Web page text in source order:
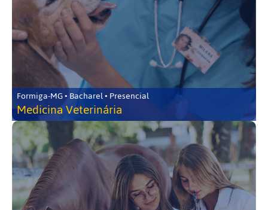
Formiga-MG • Bacharel • Presencial
Medicina Veterinária